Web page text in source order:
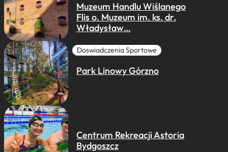
Muzeum Handlu Wiślanego
Flis o. Muzeum im. ks. dr.
Władysław…
Doswiadczenia Sportowe
Park Linowy Górzno
Centrum Rekreacji Astoria
Bydgoszcz